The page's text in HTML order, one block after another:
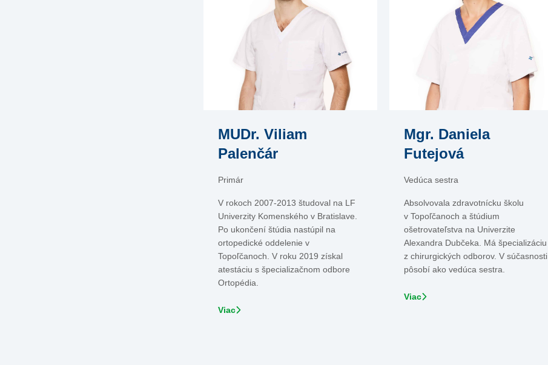
MUDr. Viliam
Palenčár
Primár
V rokoch 2007-2013 študoval na LF
Univerzity Komenského v Bratislave.
Po ukončení štúdia nastúpil na
ortopedické oddelenie v
Topoľčanoch. V roku 2019 získal
atestáciu s špecializačnom odbore
Ortopédia.
Viac
Mgr. Daniela
Futejová
Vedúca sestra
Absolvovala zdravotnícku školu
v Topoľčanoch a štúdium
ošetrovateľstva na Univerzite
Alexandra Dubčeka. Má špecializáciu
z chirurgických odborov. V súčasnosti
pôsobí ako vedúca sestra.
Viac